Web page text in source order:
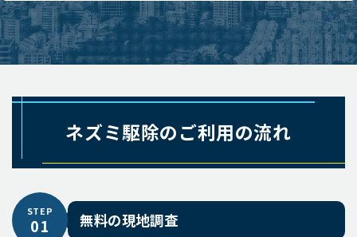
ネズミ駆除のご利用の流れ
STEP
01 無料の現地調査